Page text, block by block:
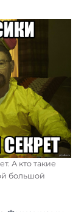
А кто такие
большой